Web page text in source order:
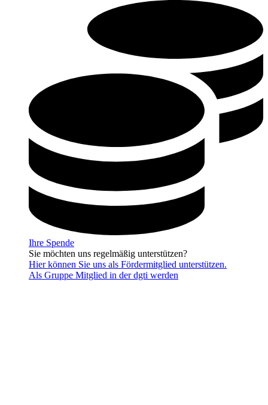
Ihre Spende
Sie möchten uns regelmäßig unterstützen?
Hier können Sie uns als Fördermitglied unterstützen.
Als Gruppe Mitglied in der dgti werden